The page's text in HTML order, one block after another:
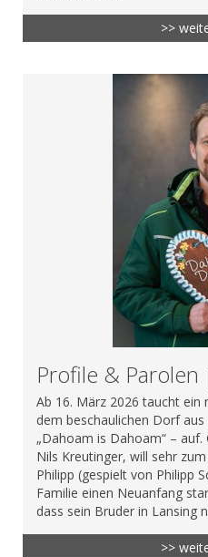
>>
Profile &
Ab 16. März 2026 taucht ein
dem beschaulichen Dorf
„Dahoam is Dahoam“ –
Nils Kreutinger, will sehr
Philipp (gespielt von Philipp
Familie einen Neuanfang
dass sein Bruder in Lansing
>>